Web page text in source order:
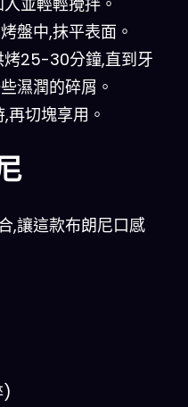
盤中,抹平表面。
烤25-30分鐘,直到牙
濕潤的碎屑。
再切塊享用。
,讓這款布朗尼口感
)